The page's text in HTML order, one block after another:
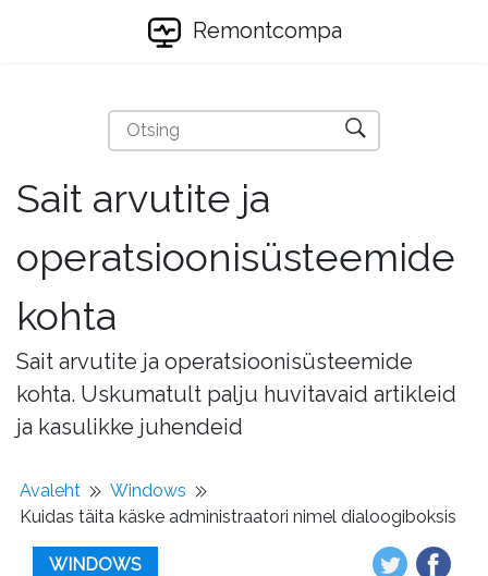
Remontcompa
Sait arvutite ja
operatsioonisüsteemide
kohta
Sait arvutite ja operatsioonisüsteemide
kohta. Uskumatult palju huvitavaid artikleid
ja kasulikke juhendeid
Avaleht
Windows
Kuidas täita käske administraatori nimel dialoogiboksis
WINDOWS